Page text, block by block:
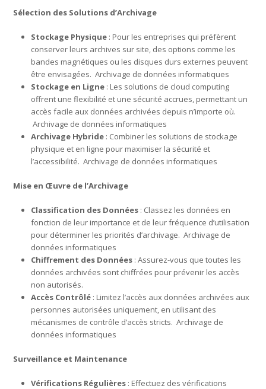
Sélection des Solutions d’Archivage
Stockage Physique : Pour les entreprises qui préfèrent
conserver leurs archives sur site, des options comme les
bandes magnétiques ou les disques durs externes peuvent
être envisagées. Archivage de données informatiques
Stockage en Ligne : Les solutions de cloud computing
offrent une flexibilité et une sécurité accrues, permettant un
accès facile aux données archivées depuis n’importe où.
Archivage de données informatiques
Archivage Hybride : Combiner les solutions de stockage
physique et en ligne pour maximiser la sécurité et
l’accessibilité. Archivage de données informatiques
Mise en Œuvre de l’Archivage
Classification des Données : Classez les données en
fonction de leur importance et de leur fréquence d’utilisation
pour déterminer les priorités d’archivage. Archivage de
données informatiques
Chiffrement des Données : Assurez-vous que toutes les
données archivées sont chiffrées pour prévenir les accès
non autorisés.
Accès Contrôlé : Limitez l’accès aux données archivées aux
personnes autorisées uniquement, en utilisant des
mécanismes de contrôle d’accès stricts. Archivage de
données informatiques
Surveillance et Maintenance
Vérifications Régulières : Effectuez des vérifications